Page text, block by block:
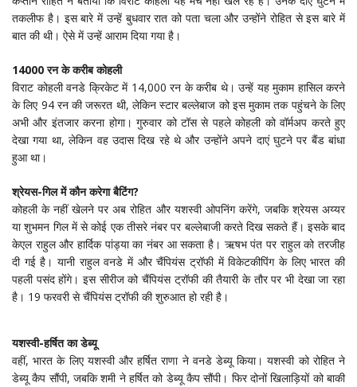
तकलीफ है। इस बारे में उन्हें बुधवार रात को पता चला और उन्होंने रोहित से इस बारे में
बात की थी। ऐसे में उन्हें आराम दिया गया है।
14000 रन के करीब कोहली
विराट कोहली वनडे क्रिकेट में 14,000 रन के करीब थे। उन्हें यह मुकाम हासिल करने
के लिए 94 रन की जरूरत थी, लेकिन स्टार बल्लेबाज को इस मुकाम तक पहुंचने के लिए
अभी और इंतजार करना होगा। गुरुवार को टॉस से पहले कोहली को वॉर्मअप करते हुए
देखा गया था, लेकिन वह उदास दिख रहे थे और उन्होंने अपने दाएं घुटने पर बैंड बांधा
हुआ था।
श्रेयस-गिल में कौन करेगा बैटिंग?
कोहली के नहीं खेलने पर अब रोहित और यशस्वी ओपनिंग करेंगे, जबकि श्रेयस अय्यर
या शुभमन गिल में से कोई एक तीसरे नंबर पर बल्लेबाजी करते दिख सकते हैं। इसके बाद
केएल राहुल और हार्दिक पांड्या का नंबर आ सकता है। ऋषभ पंत पर राहुल को तरजीह
दी गई है। यानी राहुल वनडे में और चैंपियंस ट्रॉफी में विकेटकीपिंग के लिए भारत की
पहली पसंद होंगे। इस सीरीज को चैंपियंस ट्रॉफी की तैयारी के तौर पर भी देखा जा रहा
है। 19 फरवरी से चैंपियंस ट्रॉफी की शुरुआत हो रही है।
यशस्वी-हर्षित का डेब्यू
वहीं, भारत के लिए यशस्वी और हर्षित राणा ने वनडे डेब्यू किया। यशस्वी को रोहित ने
डेब्यू कैप सौंपी, जबकि शमी ने हर्षित को डेब्यू कैप सौंपी। फिर दोनों खिलाड़ियों को बाकी